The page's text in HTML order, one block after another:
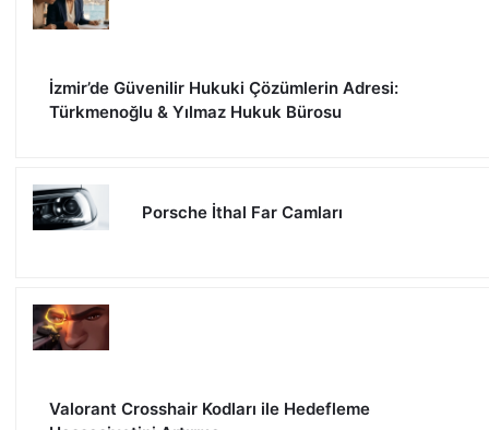
İzmir’de Güvenilir Hukuki Çözümlerin Adresi:
Türkmenoğlu & Yılmaz Hukuk Bürosu
Porsche İthal Far Camları
Valorant Crosshair Kodları ile Hedefleme